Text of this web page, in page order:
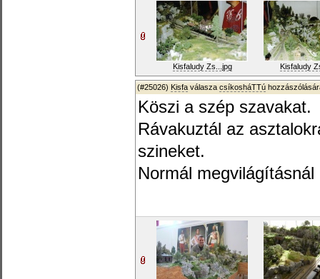
Kisfaludy Zs...jpg Kisfaludy
(#25026) Kisfa válasza csíkosháTTú
Köszi a szép szavakat.
Rávakuztál az
szineket.
Normál